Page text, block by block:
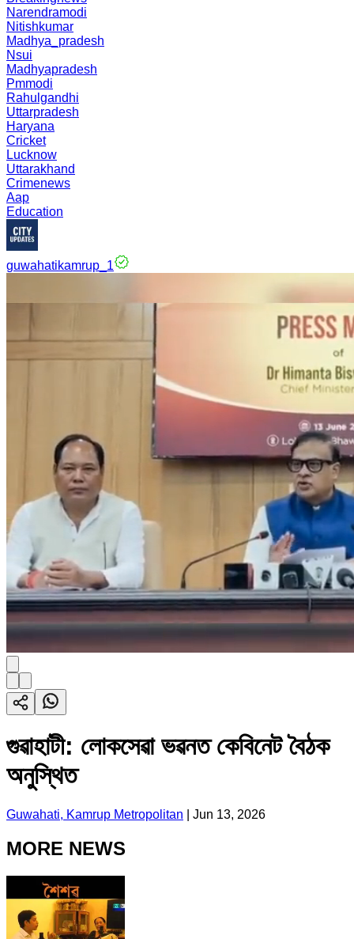
Narendramodi
Nitishkumar
Madhya_pradesh
Nsui
Madhyapradesh
Pmmodi
Rahulgandhi
Uttarpradesh
Haryana
Cricket
Lucknow
Uttarakhand
Crimenews
Aap
Education
guwahatikamrup_1
গুৱাহাটী: লোকসেৱা ভৱনত কেবিনেট বৈঠক
অনুস্থিত
Guwahati, Kamrup Metropolitan Jun 13, 2026
MORE NEWS